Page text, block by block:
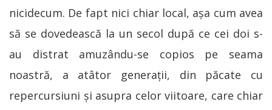
nicidecum. De fapt nici chiar local, așa cum avea
să se dovedească la un secol după ce cei doi s-
au distrat amuzându-se copios pe seama
noastră, a atâtor generații, din păcate cu
repercursiuni şi asupra celor viitoare, care chiar